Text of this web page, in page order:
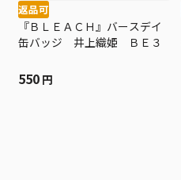
返品可
『ＢＬＥＡＣＨ』バースデイ
缶バッジ 井上織姫 ＢＥ３
550 円